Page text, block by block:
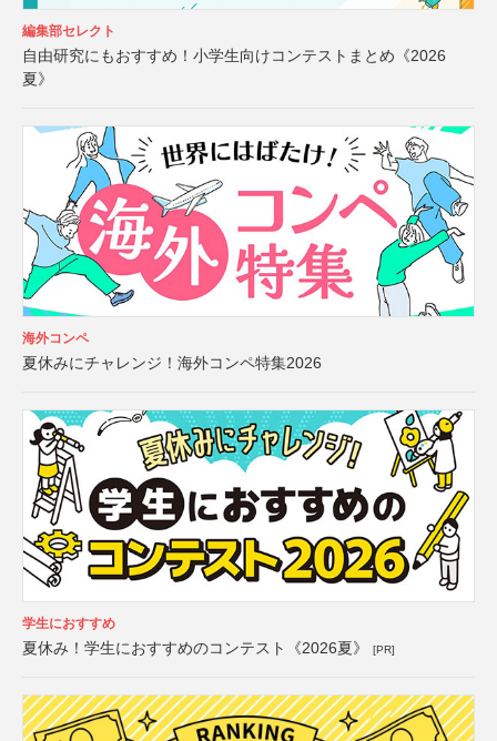
編集部セレクト
自由研究にもおすすめ！小学生向けコンテストまとめ《2026
夏》
海外コンペ
夏休みにチャレンジ！海外コンペ特集2026
学生におすすめ
夏休み！学生におすすめのコンテスト《2026夏》 [PR]